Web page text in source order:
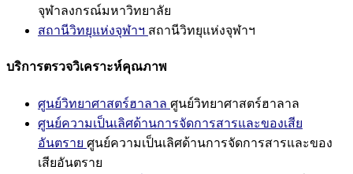
จุฬาลงกรณ์มหาวิทยาลัย
สถานีวิทยุแห่งจุฬาฯ สถานีวิทยุแห่งจุฬาฯ
บริการตรวจวิเคราะห์คุณภาพ
ศูนย์วิทยาศาสตร์ฮาลาล ศูนย์วิทยาศาสตร์ฮาลาล
ศูนย์ความเป็นเลิศด้านการจัดการสารและของเสีย
อันตราย ศูนย์ความเป็นเลิศด้านการจัดการสารและของ
เสียอันตราย